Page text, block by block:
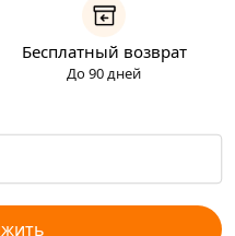
Бесплатный возврат
До 90 дней